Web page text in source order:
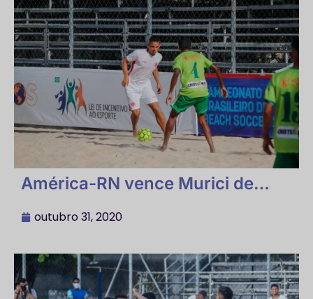
América-RN vence Murici de
final
outubro 31, 2020